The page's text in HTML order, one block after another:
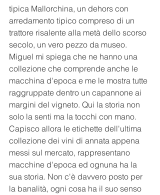
tipica Mallorchina, un dehors con
arredamento tipico compreso di un
trattore risalente alla metà dello scorso
secolo, un vero pezzo da museo.
Miguel mi spiega che ne hanno una
collezione che comprende anche le
macchina d'epoca e me le mostra tutte
raggruppate dentro un capannone ai
margini del vigneto. Qui la storia non
solo la senti ma la tocchi con mano.
Capisco allora le etichette dell'ultima
collezione dei vini di annata appena
messi sul mercato, rappresentano
macchine d'epoca ed ognuna ha la
sua storia. Non c'è davvero posto per
la banalità, ogni cosa ha il suo senso